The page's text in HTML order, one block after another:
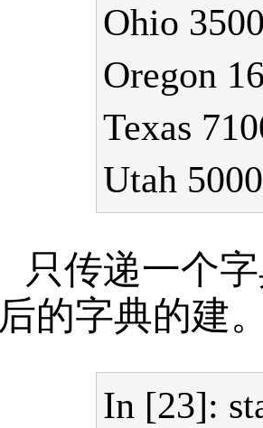
Ohio
Oregon
Texas
Utah
只传递一个
的字典的建
In [23]: